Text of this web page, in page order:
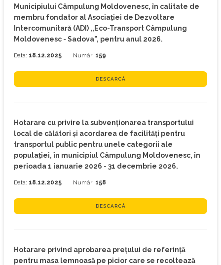
Municipiului Câmpulung Moldovenesc, în calitate de
membru fondator al Asociației de Dezvoltare
Intercomunitară (ADI) ,,Eco-Transport Câmpulung
Moldovenesc - Sadova”, pentru anul 2026.
Data: 18.12.2025 Număr: 159
DESCARCĂ
Hotarare cu privire la subvenţionarea transportului
local de călători și acordarea de facilități pentru
transportul public pentru unele categorii ale
populației, în municipiul Câmpulung Moldovenesc, în
perioada 1 ianuarie 2026 - 31 decembrie 2026.
Data: 18.12.2025 Număr: 158
DESCARCĂ
Hotarare privind aprobarea prețului de referință
pentru masa lemnoasă pe picior care se recoltează